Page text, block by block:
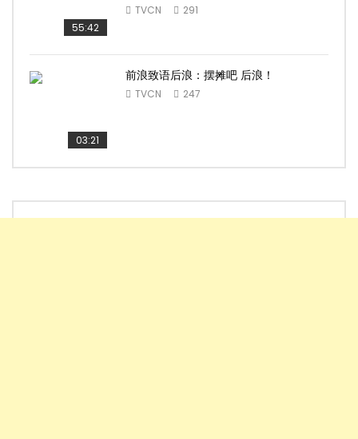
55:42
TVCN 291
03:21
前浪致语后浪：摆摊吧 后浪！
TVCN 247